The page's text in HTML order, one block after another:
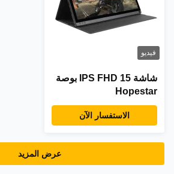
فيديو
شاشة IPS FHD 15 بوصة
Hopestar
الاستفسار الآن
عرض المزيد